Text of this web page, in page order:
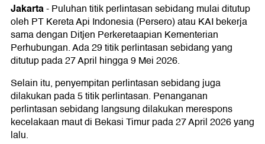
Jakarta-Puluhan titik perlintasan sebidang mulai ditutup
oleh PT Kereta Api Indonesia (Persero) atau KAI bekerja
sama dengan Ditjen Perkeretaapian Kementerian
Perhubungan. Ada 29 titik perlintasan sebidang yang
ditutup pada 27 April hingga 9 Mei 2026.
Selain itu, penyempitan perlintasan sebidang juga
dilakukan pada 5 titik perlintasan. Penanganan
perlintasan sebidang langsung dilakukan merespons
kecelakaan maut di Bekasi Timur pada 27 April 2026 yang
lalu.